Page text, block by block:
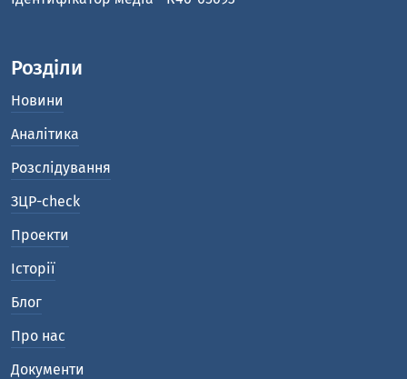
Розділи
Новини
Аналітика
Розслідування
ЗЦР-check
Проекти
Історії
Блог
Про нас
Документи